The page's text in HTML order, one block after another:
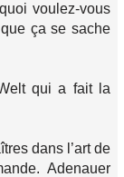
voulez-vous
ça se sache
qui a fait la
dans l’art de
Adenauer